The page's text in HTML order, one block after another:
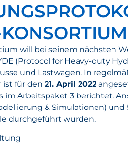
will bei seinem nächsten
(Protocol for Heavy-duty
und Lastwagen. In
ist für den 21. April 2022
im Arbeitspaket 3 berichtet.
& Simulationen)
durchgeführt wurden.